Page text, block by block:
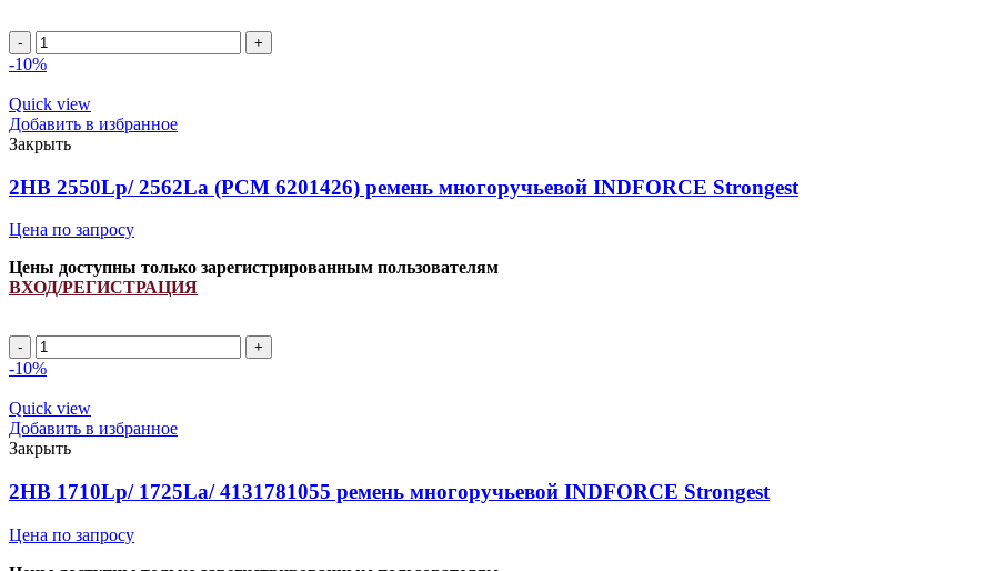
2HB
2595Lp/
ремень
многоручьевой
INDFORCE
Strongest
quantity
-10%
Quick view
Добавить в избранное
Закрыть
2HB 2550Lp/ 2562La (PCM 6201426) ремень многоручьевой INDFORCE Strongest
Цена по запросу
Цены доступны только зарегистрированным пользователям
ВХОД/РЕГИСТРАЦИЯ
2HB
2550Lp/
(PCM
6201426)
ремень
многоручьевой
INDFORCE
Strongest
-10%
Quick view
Добавить в избранное
Закрыть
2HB 1710Lp/ 1725La/ 4131781055 ремень многоручьевой INDFORCE Strongest
Цена по запросу